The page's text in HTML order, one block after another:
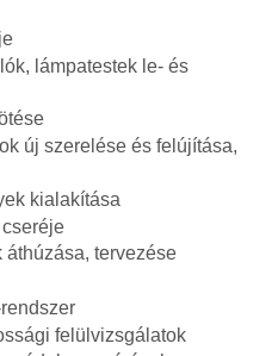
lámpatestek le- és
új szerelése és felújítása,
kialakítása
áthúzása, tervezése
felülvizsgálatok